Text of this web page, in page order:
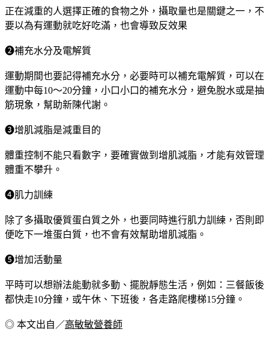
正在減重的人選擇正確的食物之外，攝取量也是關鍵之一，不
要以為有運動就吃好吃滿，也會導致反效果
❷補充水分及電解質
運動期間也要記得補充水分，必要時可以補充電解質，可以在
運動中每10～20分鐘，小口小口的補充水分，避免脫水或是抽
筋現象，幫助新陳代謝。
❸增肌減脂是減重目的
體重控制不能只看數字，要確實做到增肌減脂，才能有效管理
體重不攀升。
❹肌力訓練
除了多攝取優質蛋白質之外，也要同時進行肌力訓練，否則即
便吃下一堆蛋白質，也不會有效幫助增肌減脂。
❺增加活動量
平時可以想辦法能動就多動、擺脫靜態生活，例如：三餐飯後
都快走10分鐘，或午休、下班後，各走路爬樓梯15分鐘。
◎ 本文出自／高敏敏營養師